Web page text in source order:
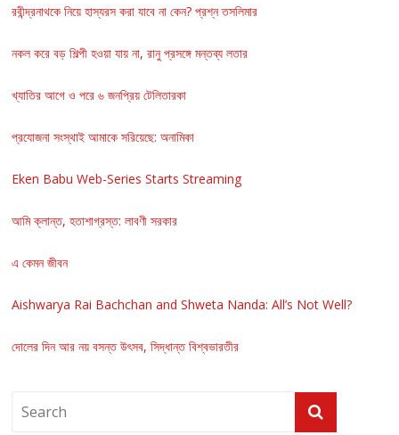
রবীন্দ্রনাথকে নিয়ে হাস্যরস করা যাবে না কেন? প্রশ্ন তসলিমার
নকল করে বড় শিল্পী হওয়া যায় না, রানু প্রসঙ্গে মন্তব্য লতার
খ্যাতির আগে ও পরে ৬ জনপ্রিয় টেলিতারকা
প্রযোজনা সংস্থাই আমাকে সরিয়েছে: অনামিকা
Eken Babu Web-Series Starts Streaming
আমি ক্লান্ত, হতাশাগ্রস্ত: লাবণী সরকার
এ কেমন জীবন
Aishwarya Rai Bachchan and Shweta Nanda: All’s Not Well?
দোলের দিন আর নয় বসন্ত উৎসব, সিদ্ধান্ত বিশ্বভারতীর